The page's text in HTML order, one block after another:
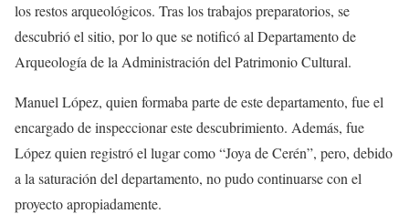
los restos arqueológicos. Tras los trabajos preparatorios, se
descubrió el sitio, por lo que se notificó al Departamento de
Arqueología de la Administración del Patrimonio Cultural.
Manuel López, quien formaba parte de este departamento, fue el
encargado de inspeccionar este descubrimiento. Además, fue
López quien registró el lugar como “Joya de Cerén”, pero, debido
a la saturación del departamento, no pudo continuarse con el
proyecto apropiadamente.